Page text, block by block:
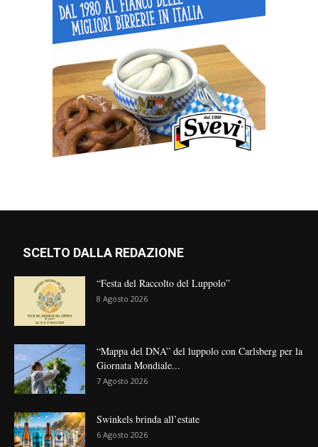
SCELTO DALLA REDAZIONE
“Festa del Raccolto del Luppolo”
8 Agosto 2026
“Mappa del DNA” del luppolo con Carlsberg per la
Giornata Mondiale...
7 Agosto 2026
Swinkels brinda all’estate
6 Agosto 2026